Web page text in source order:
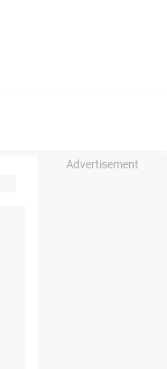
Advertisement